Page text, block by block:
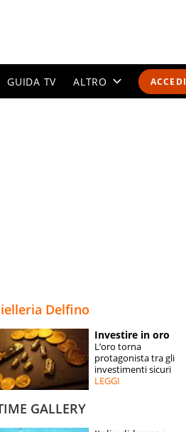
ACCEDI
GUIDA TV ALTRO
SPECIALI
ESPERTI
Delfino
Investire in oro
L’oro torna
protagonista tra gli
investimenti sicuri
LEGGI
GALLERY